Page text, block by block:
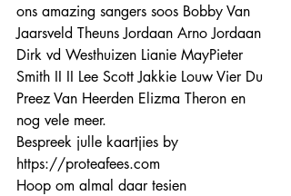
ons amazing sangers soos Bobby Van
Jaarsveld Theuns Jordaan Arno Jordaan
Dirk vd Westhuizen Lianie MayPieter
Smith II II Lee Scott Jakkie Louw Vier Du
Preez Van Heerden Elizma Theron en
nog vele meer.
Bespreek julle kaartjies by
https://proteafees.com
Hoop om almal daar tesien